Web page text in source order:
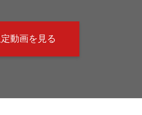
動画を見る